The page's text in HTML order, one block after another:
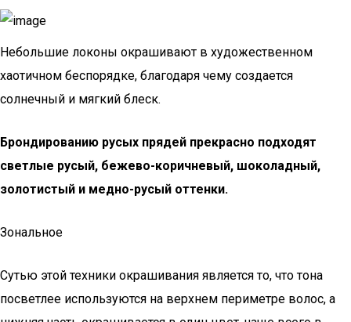
Небольшие локоны окрашивают в художественном
хаотичном беспорядке, благодаря чему создается
солнечный и мягкий блеск.
Брондированию русых прядей прекрасно подходят
светлые русый, бежево-коричневый, шоколадный,
золотистый и медно-русый оттенки.
Зональное
Сутью этой техники окрашивания является то, что тона
посветлее используются на верхнем периметре волос, а